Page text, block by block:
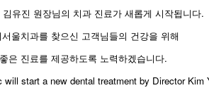
유진 원장님의 치과 진료가 새롭게 시작됩니다.
울치과를 찾으신 고객님들의 건강을 위해
은 진료를 제공하도록 노력하겠습니다.
will start a new dental treatment by Director Kim